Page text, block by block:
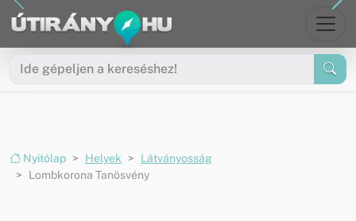
Ugrás a menüre
Ugrás a tartalomra
Nyitólap Helyek
Látványosság
Lombkorona Tanösvény